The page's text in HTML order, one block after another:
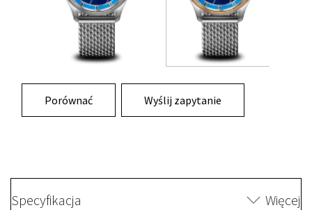
Porównać Wyślij zapytanie
Specyfikacja Więcej